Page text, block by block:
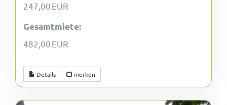
247,00 EUR
Gesamtmiete:
482,00 EUR
Details merken